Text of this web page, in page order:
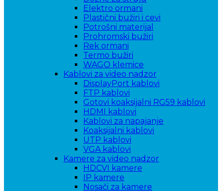
Elektro ormani
Plastični bužiri i cevi
Potrošni materijal
Prohromski bužiri
Rek ormani
Termo bužiri
WAGO klemice
Kablovi za video nadzor
DisplayPort kablovi
FTP kablovi
Gotovi koaksijalni RG59 kablovi
HDMI kablovi
Kablovi za napajanje
Koaksijalni kablovi
UTP kablovi
VGA kablovi
Kamere za video nadzor
HDCVI kamere
IP kamere
Nosači za kamere